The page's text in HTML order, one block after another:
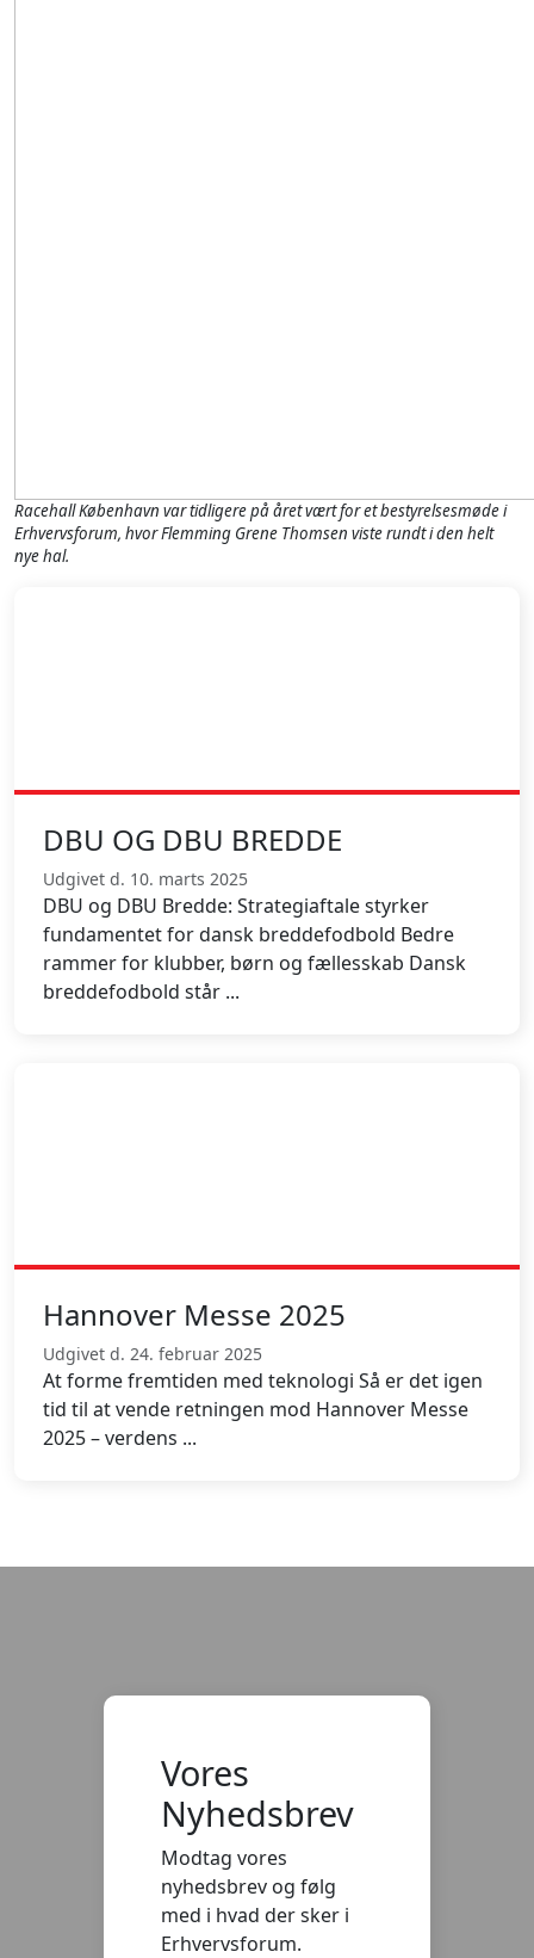
Racehall København var tidligere på året vært for et bestyrelsesmøde i
Erhvervsforum, hvor Flemming Grene Thomsen viste rundt i den helt
nye hal.
DBU OG DBU BREDDE
Udgivet d. 10. marts 2025
DBU og DBU Bredde: Strategiaftale styrker
fundamentet for dansk breddefodbold Bedre
rammer for klubber, børn og fællesskab Dansk
breddefodbold står ...
Hannover Messe 2025
Udgivet d. 24. februar 2025
At forme fremtiden med teknologi Så er det igen
tid til at vende retningen mod Hannover Messe
2025 – verdens ...
Vores
Nyhedsbrev
Modtag vores
nyhedsbrev og følg
med i hvad der sker i
Erhvervsforum.